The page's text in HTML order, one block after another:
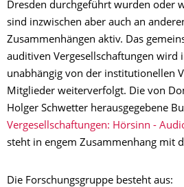
Dresden durchgeführt wurden oder
sind inzwischen aber auch an
Zusammenhängen aktiv. Das
auditiven Vergesellschaftungen wird
unabhängig von der institutionellen
Mitglieder weiterverfolgt. Die von
Holger Schwetter herausgegebene
Vergesellschaftungen: Hörsinn -
steht in engem Zusammenhang mit
Die Forschungsgruppe besteht aus: